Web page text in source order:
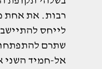
רבות. את אחת
שתרם
אל-חמיד השני